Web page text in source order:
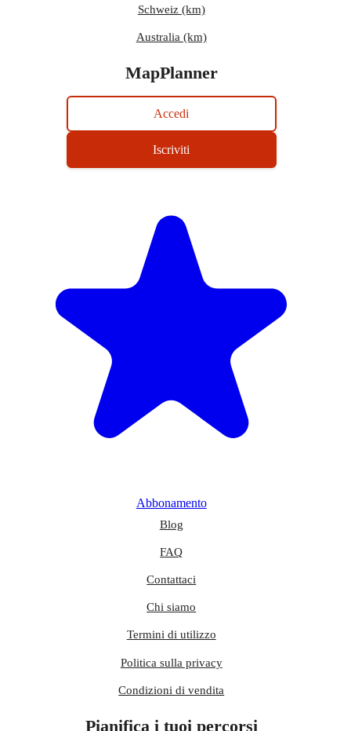
Schweiz (km)
Australia (km)
MapPlanner
Accedi
Iscriviti
Abbonamento
Blog
FAQ
Contattaci
Chi siamo
Termini di utilizzo
Politica sulla privacy
Condizioni di vendita
Pianifica i tuoi percorsi